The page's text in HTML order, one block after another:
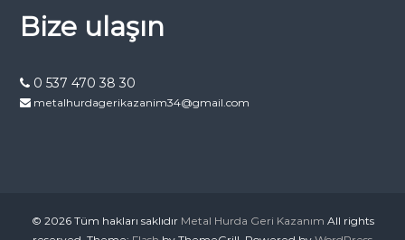
Bize ulaşın
0 537 470 38 30
metalhurdagerikazanim34@gmail.com
© 2026 Tüm hakları saklıdır Metal Hurda Geri Kazanım All rights